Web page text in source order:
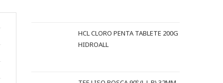
HCL CLORO PENTA TABLETE 200G
HIDROALL